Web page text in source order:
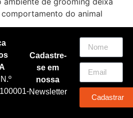
do animal
Cadastre-
se em
nossa
Newsletter
Cadastrar